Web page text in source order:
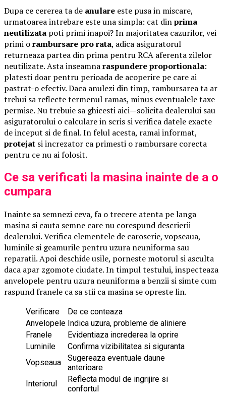
Dupa ce cererea ta de anulare este pusa in miscare,
urmatoarea intrebare este una simpla: cat dinprima
neutilizata poti primi inapoi? In majoritatea cazurilor, vei
primi orambursare pro rata, adica asiguratorul
returneaza partea din prima pentru RCA aferenta zilelor
neutilizate. Asta inseamnaraspundere proportionala:
platesti doar pentru perioada de acoperire pe care ai
pastrat-o efectiv. Daca anulezi din timp, rambursarea ta ar
trebui sa reflecte termenul ramas, minus eventualele taxe
permise. Nu trebuie sa ghicesti aici—solicita dealerului sau
asiguratorului o calculare in scris si verifica datele exacte
de inceput si de final. In felul acesta, ramai informat,
protejat si increzator ca primesti o rambursare corecta
pentru ce nu ai folosit.
Ce sa verificati la masina inainte de a o
cumpara
Inainte sa semnezi ceva, fa o trecere atenta pe langa
masina si cauta semne care nu corespund descrierii
dealerului. Verifica elementele de caroserie, vopseaua,
luminile si geamurile pentru uzura neuniforma sau
reparatii. Apoi deschide usile, porneste motorul si asculta
daca apar zgomote ciudate. In timpul testului, inspecteaza
anvelopele pentru uzura neuniforma a benzii si simte cum
raspund franele ca sa stii ca masina se opreste lin.
Verificare
De ce conteaza
Anvelopele Indica uzura, probleme de aliniere
Franele
Evidentiaza increderea la oprire
Luminile
Confirma vizibilitatea si siguranta
Vopseaua
Sugereaza eventuale daune
anterioare
Interiorul
Reflecta modul de ingrijire si
confortul